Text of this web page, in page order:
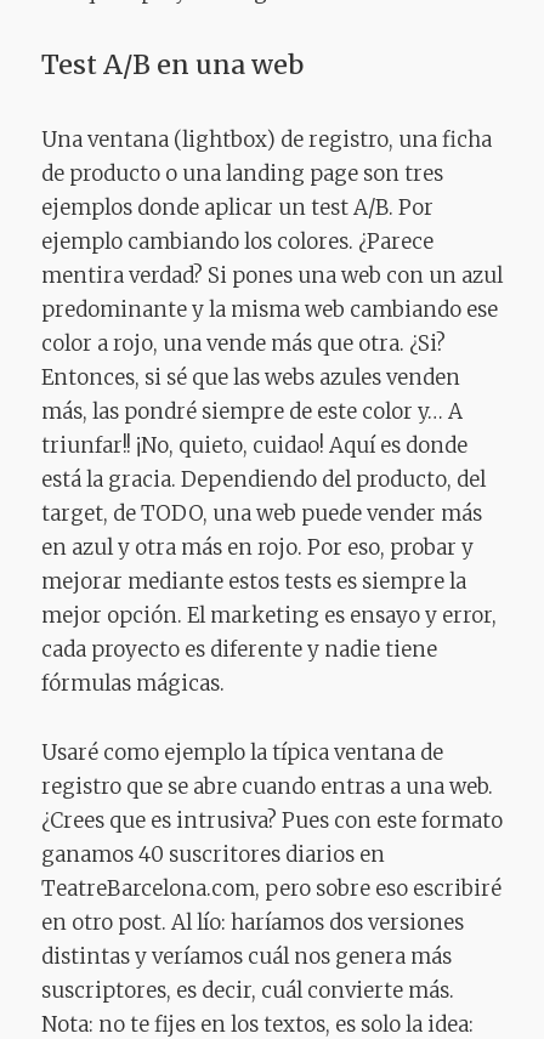
Test A/B en una web
Una ventana (lightbox) de registro, una ficha
de producto o una landing page son tres
ejemplos donde aplicar un test A/B. Por
ejemplo cambiando los colores. ¿Parece
mentira verdad? Si pones una web con un azul
predominante y la misma web cambiando ese
color a rojo, una vende más que otra. ¿Si?
Entonces, si sé que las webs azules venden
más, las pondré siempre de este color y… A
triunfar!! ¡No, quieto, cuidao! Aquí es donde
está la gracia. Dependiendo del producto, del
target, de TODO, una web puede vender más
en azul y otra más en rojo. Por eso, probar y
mejorar mediante estos tests es siempre la
mejor opción. El marketing es ensayo y error,
cada proyecto es diferente y nadie tiene
fórmulas mágicas.
Usaré como ejemplo la típica ventana de
registro que se abre cuando entras a una web.
¿Crees que es intrusiva? Pues con este formato
ganamos 40 suscritores diarios en
TeatreBarcelona.com, pero sobre eso escribiré
en otro post. Al lío: haríamos dos versiones
distintas y veríamos cuál nos genera más
suscriptores, es decir, cuál convierte más.
Nota: no te fijes en los textos, es solo la idea: